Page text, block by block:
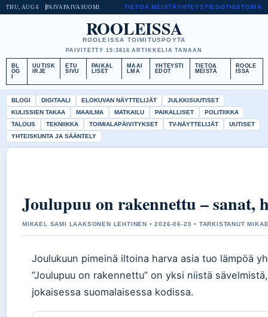
THU, AUG 6 PAIVAPAIVASUOMI TIETOA MEISTÄYHTEYSTIEDOTHISTORIA
ROOLEISSA
ROOLEISSA TOIMITUSPOYTA
PAIVITETTY 15:3816 ARTIKKELIA TANAAN
BL
OG
UUTISK
IRJE
ETU
SIVU
PAIKAL
LISET
MAAI
LMA
YHTEYSTI
EDOT
TIETOA
MEISTÄ
ROOLE
ISSA
BLOGI DIGITAALI ELOKUVAN NÄYTTELIJÄT
JULKKISUUTISET
KULISSIEN TAKAA
MAAILMA MATKAILU PAIKALLISET
POLITIIKKA
TALOUS
TEKNIIKKA TOIMIALAPÄIVITYKSET TV-NÄYTTELIJÄT
UUTISET
YHTEISKUNTA JA SÄÄNTELY
Joulupuu on rakennettu – sanat,
MIKAEL SAMI LAAKSONEN LEHTINEN • 2026-06-20 • TARKISTANUT
Joulukuun pimeinä iltoina harva asia tuo lämpöä
”Joulupuu on rakennettu” on yksi niistä
jokaisessa suomalaisessa kodissa.